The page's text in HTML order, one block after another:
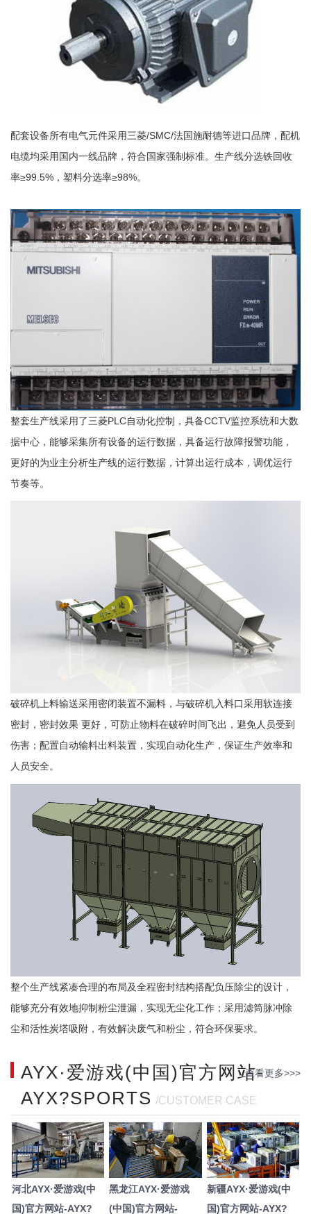
配套设备所有电气元件采用三菱/SMC/法国施耐德等进口品牌，配机
电缆均采用国内一线品牌，符合国家强制标准。生产线分选铁回收
率≥99.5%，塑料分选率≥98%。
整套生产线采用了三菱PLC自动化控制，具备CCTV监控系统和大数
据中心，能够采集所有设备的运行数据，具备运行故障报警功能，
更好的为业主分析生产线的运行数据，计算出运行成本，调优运行
节奏等。
破碎机上料输送采用密闭装置不漏料，与破碎机入料口采用软连接
密封，密封效果 更好，可防止物料在破碎时间飞出，避免人员受到
伤害；配置自动输料出料装置，实现自动化生产，保证生产效率和
人员安全。
整个生产线紧凑合理的布局及全程密封结构搭配负压除尘的设计，
能够充分有效地抑制粉尘泄漏，实现无尘化工作；采用滤筒脉冲除
尘和活性炭塔吸附，有效解决废气和粉尘，符合环保要求。
AYX·爱游戏(中国)官方网站-
AYX?SPORTS /CUSTOMER CASE
查看更多>>>
河北AYX·爱游戏(中
国)官方网站-AYX?
黑龙江AYX·爱游戏
(中国)官方网站-
新疆AYX·爱游戏(中
国)官方网站-AYX?